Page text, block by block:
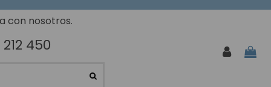
con nosotros.
450